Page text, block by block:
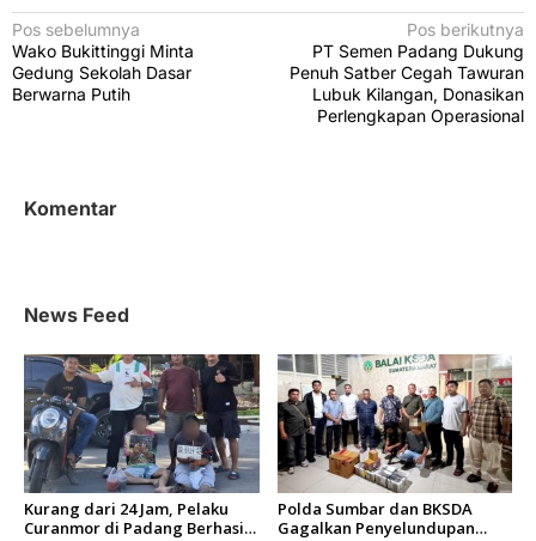
N
a
v
a
p
s
Pos sebelumnya
Wako Bukittinggi Minta
Gedung Sekolah Dasar
Berwarna Putih
Pos berikutnya
PT Semen Padang Dukung
Penuh Satber Cegah Tawuran
Lubuk Kilangan, Donasikan
Perlengkapan Operasional
Komentar
News Feed
Kurang dari 24 Jam, Pelaku
Curanmor di Padang Berhasil
Polda Sumbar dan BKSDA
Gagalkan Penyelundupan